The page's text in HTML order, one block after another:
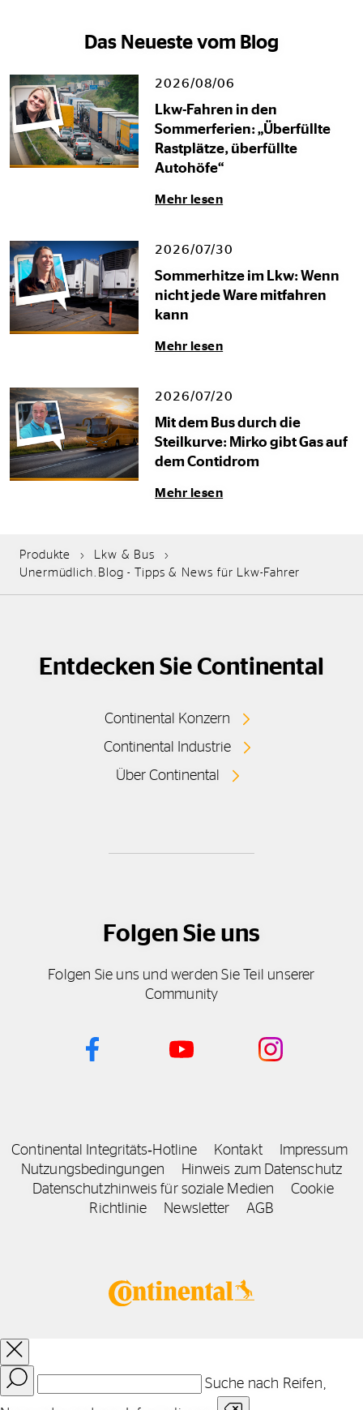
Das Neueste vom Blog
2026/08/06
Lkw-Fahren in den
Sommerferien: „Überfüllte
Rastplätze, überfüllte
Autohöfe“
Mehr lesen
2026/07/30
Sommerhitze im Lkw: Wenn
nicht jede Ware mitfahren
kann
Mehr lesen
2026/07/20
Mit dem Bus durch die
Steilkurve: Mirko gibt Gas auf
dem Contidrom
Mehr lesen
Produkte
Lkw & Bus
Unermüdlich.Blog - Tipps & News für Lkw-Fahrer
Entdecken Sie Continental
Continental Konzern
Continental Industrie
Über Continental
Folgen Sie uns
Folgen Sie uns und werden Sie Teil unserer
Community
Continental Integritäts‑Hotline Kontakt
Impressum
Nutzungsbedingungen
Hinweis zum Datenschutz
Datenschutzhinweis für soziale Medien
Cookie
Richtlinie
Newsletter AGB
Suche nach Reifen,